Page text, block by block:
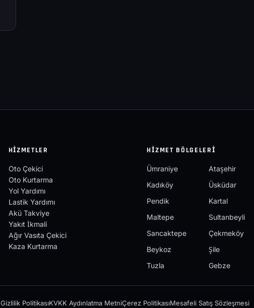
HIZMETLER
Oto Çekici
Oto Kurtarma
Yol Yardımı
Lastik Yardımı
Akü Takviye
Yakıt İkmali
Ağır Vasıta Çekici
Kaza Kurtarma
HIZMET BÖLGELERI
Ümraniye
Ataşehir
Kadıköy
Üsküdar
Pendik
Kartal
Maltepe
Sultanbeyli
Sancaktepe
Çekmeköy
Beykoz
Şile
Tuzla
Gebze
Gizlilik PolitikasıKVKK Aydınlatma MetniÇerez PolitikasıMesafeli Satış Sözleşmesi